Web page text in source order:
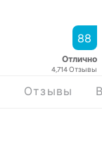
88
Отлично
4,714Отзывы
Отзывы